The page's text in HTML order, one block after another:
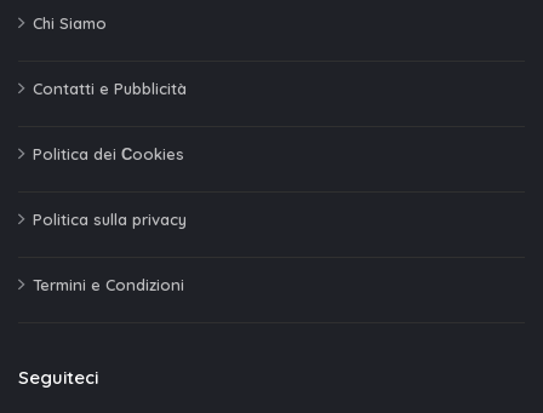
Chi Siamo
Contatti e Pubblicità
Politica dei Сookies
Politica sulla privacy
Termini e Condizioni
Seguiteci